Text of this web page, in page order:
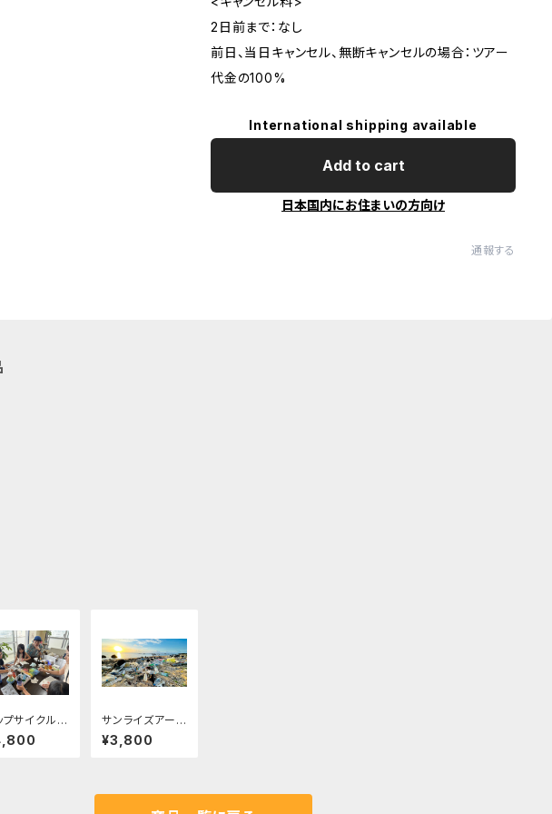
2日前まで：なし
前日、当日キャンセル、無断キャンセルの場合：ツアー
代金の100%
International shipping available
Add to cart
日本国内にお住まいの方向け
通報する
プサイクルワ
ョップ
サンライズアー
スクリーンツア
ー
¥3,800